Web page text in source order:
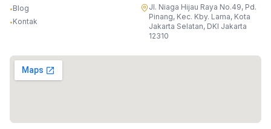
•Blog
•Kontak
Jl. Niaga Hijau Raya No.49, Pd.
Pinang, Kec. Kby. Lama, Kota
Jakarta Selatan, DKI Jakarta
12310